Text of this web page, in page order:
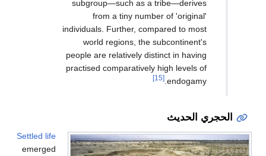
subgroup—such as a tribe—derives
from a tiny number of 'original'
individuals. Further, compared to most
world regions, the subcontinent's
people are relatively distinct in having
practised comparatively high levels of
endogamy.
[15]
الحجري الحديث
Settled life
emerged